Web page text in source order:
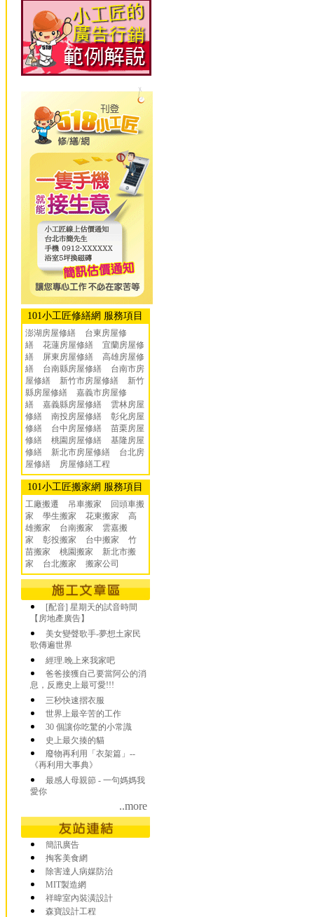
101小工匠修繕網 服務項目
澎湖房屋修繕
台東房屋修
繕
花蓮房屋修繕
宜蘭房屋修
繕
屏東房屋修繕
高雄房屋修
繕
台南縣房屋修繕
台南市房
屋修繕
新竹市房屋修繕
新竹
縣房屋修繕
嘉義市房屋修
繕
嘉義縣房屋修繕
雲林房屋
修繕
南投房屋修繕
彰化房屋
修繕
台中房屋修繕
苗栗房屋
修繕
桃園房屋修繕
基隆房屋
修繕
新北市房屋修繕
台北房
屋修繕
房屋修繕工程
101小工匠搬家網 服務項目
工廠搬遷 吊車搬家
回頭車搬
家
學生搬家 花東搬家
高
雄搬家
台南搬家
雲嘉搬
家
彰投搬家 台中搬家
竹
苗搬家
桃園搬家
新北市搬
家
台北搬家 搬家公司
[配音] 星期天的試音時間
【房地產廣告】
美女變聲歌手-夢想土家民
歌傳遍世界
經理.晚上來我家吧
爸爸接獲自己要當阿公的消
息，反應史上最可愛!!!
三秒快速摺衣服
世界上最辛苦的工作
30 個讓你吃驚的小常識
史上最欠揍的貓
廢物再利用「衣架篇」--
《再利用大事典》
最感人母親節 - 一句媽媽我
愛你
..more
簡訊廣告
掏客美食網
除害達人病媒防治
MIT製造網
祥暐室內裝潢設計
森寶設計工程